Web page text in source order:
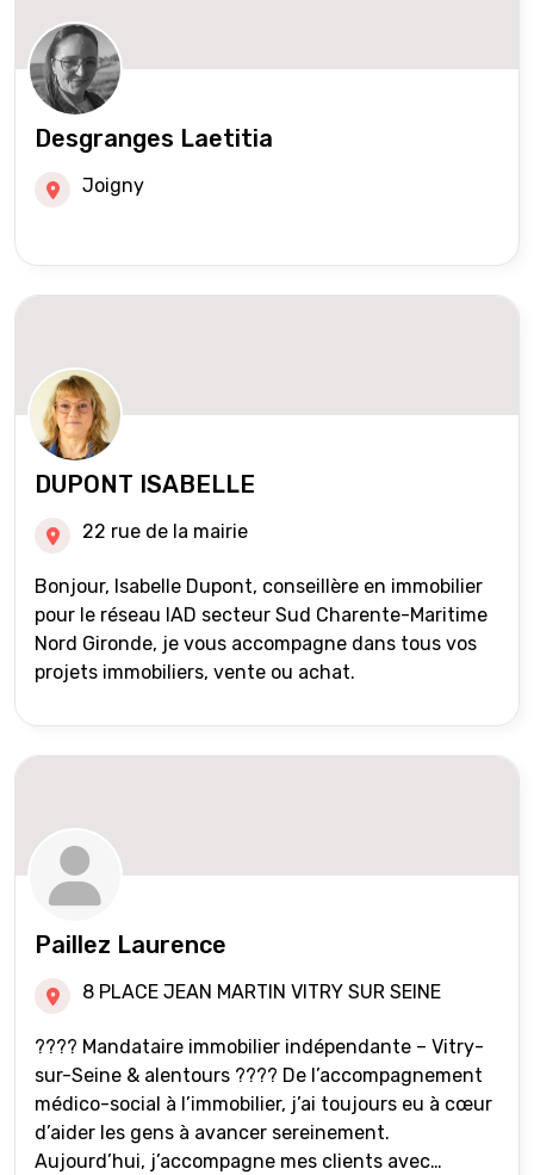
réseau Iad France et Iad Deutschland Inter agence
Desgranges Laetitia
Joigny
DUPONT ISABELLE
22 rue de la mairie
Bonjour, Isabelle Dupont, conseillère en immobilier
pour le réseau IAD secteur Sud Charente-Maritime
Nord Gironde, je vous accompagne dans tous vos
projets immobiliers, vente ou achat.
Paillez Laurence
8 PLACE JEAN MARTIN VITRY SUR SEINE
???? Mandataire immobilier indépendante – Vitry-
sur-Seine & alentours ???? De l’accompagnement
médico-social à l’immobilier, j’ai toujours eu à cœur
d’aider les gens à avancer sereinement.
Aujourd’hui, j’accompagne mes clients avec